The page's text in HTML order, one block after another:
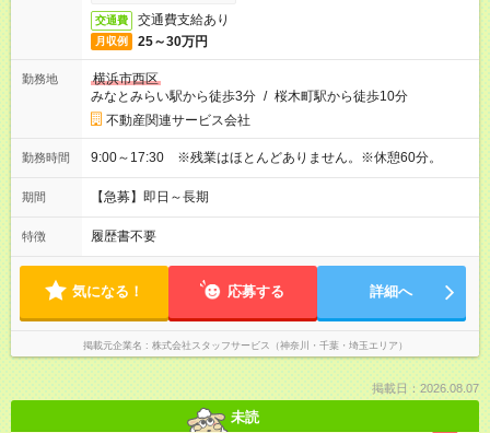
交通費 交通費支給あり
月収例 25～30万円
勤務地
横浜市西区
みなとみらい駅から徒歩3分 / 桜木町駅から徒歩10分
不動産関連サービス会社
勤務時間 9:00～17:30 ※残業はほとんどありません。※休憩60分。
期間 【急募】即日～長期
特徴 履歴書不要
気になる！ 応募する 詳細へ
掲載元企業名 株式会社スタッフサービス（神奈川・千葉・埼玉エリア）
掲載日：2026.08.07
未読